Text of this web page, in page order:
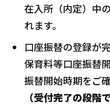
在入所（内定）中
れます。
口座振替の登録が
保育料等口座振替
振替開始時期をご
（受付完了の段階